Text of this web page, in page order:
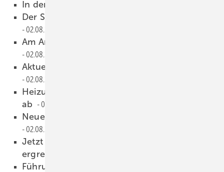
In den Tiefen des Schwarzwalds
Der Sommer verlangt nach Sonnenschutz
02.08.2023
Am Anfang war das Licht, nicht die Heizung!
02.08.2023
Aktu ell deutlich unterdurchschnittlich
02.08.2023
Heizungsförderung würgt Sanierungswillen
ab
02.08.2023
Neue Unterneh mensform bietet Chancen
02.08.2023
Jetzt muss ein S anierungsgipfel Maßnahmen
ergreifen
Führungsriege breiter auf gestellt